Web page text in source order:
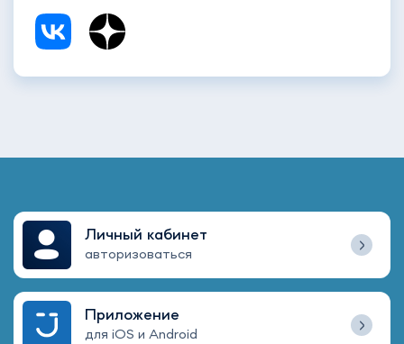
Личный кабинет
авторизоваться
Приложение
для iOS и Android